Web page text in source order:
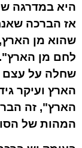
היא במדרגה
אז הברכה
שהוא מן
לחם מן
שחלה על עצם
הארץ ועיקר
הארץ", זה
המהות של